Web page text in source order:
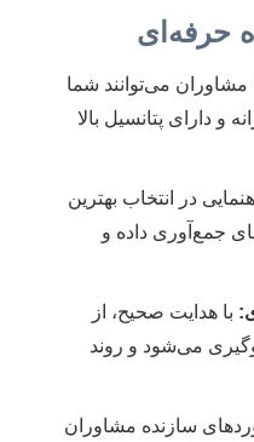
حرفه‌ای
مشاوران می‌توانند شما
و دارای پتانسیل بالا
در انتخاب بهترین
جمع‌آوری داده و
با هدایت صحیح، از
می‌شود و روند
سازنده مشاوران